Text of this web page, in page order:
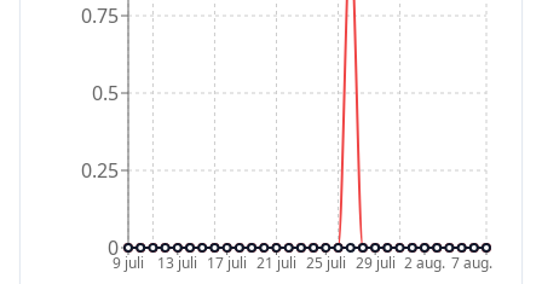
9 juli 13 juli 17 juli 21 juli 25 juli 29 juli 2 aug. 7 aug.
0
0.25
0.5
0.75